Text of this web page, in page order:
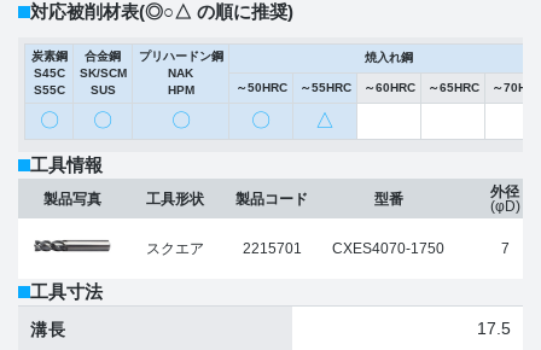
対応被削材表(◎○△ の順に推奨)
炭素鋼
S45C
S55C
合金鋼
SK/SCM
SUS
プリハードン鋼
NAK
HPM
焼入れ鋼
～50HRC ～55HRC ～60HRC ～65HRC ～
〇 〇 〇 〇 △
工具情報
製品写真 工具形状
スクエア
製品コード
2215701
型番
CXES4070-1750
外径
(φD)
7
工具寸法
溝長 17.5